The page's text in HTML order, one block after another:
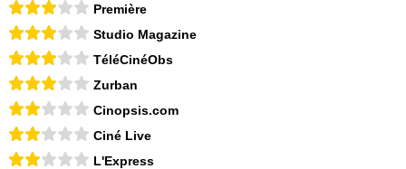
Première
Studio Magazine
TéléCinéObs
Zurban
Cinopsis.com
Ciné Live
L'Express